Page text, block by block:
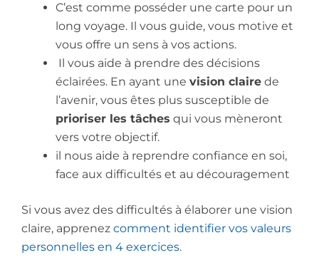
C’est comme posséder une carte pour un
long voyage. Il vous guide, vous motive et
vous offre un sens à vos actions.
Il vous aide à prendre des décisions
éclairées. En ayant une vision claire de
l’avenir, vous êtes plus susceptible de
prioriser les tâches qui vous mèneront
vers votre objectif.
il nous aide à reprendre confiance en soi,
face aux difficultés et au découragement
Si vous avez des difficultés à élaborer une vision
claire, apprenez comment identifier vos valeurs
personnelles en 4 exercices.